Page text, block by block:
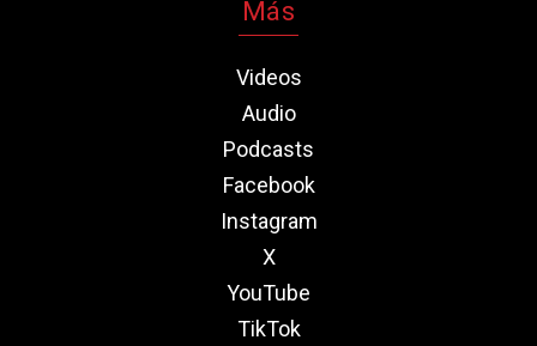
Más
Videos
Audio
Podcasts
Facebook
Instagram
X
YouTube
TikTok